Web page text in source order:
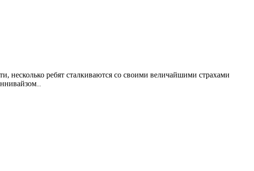
несколько ребят сталкиваются со своими величайшими страхами
...